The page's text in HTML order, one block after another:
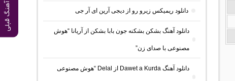
آهنگ قبلی دانلود ریمیکس زیرو رو از دیجی آرین ای آر جی
دانلود آهنگ بشکن بشکنه جون بابا بشکن از آریانا “هوش
مصنوعی با صدای زن”
دانلود آهنگ Dawet a Kurda از Delal “هوش مصنوعی